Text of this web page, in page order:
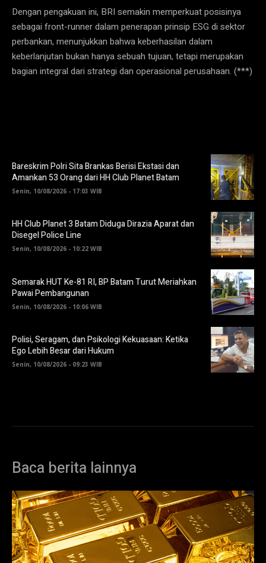
Dengan pengakuan ini, BRI semakin memperkuat posisinya
sebagai front-runner dalam penerapan prinsip ESG di sektor
perbankan, menunjukkan bahwa keberhasilan dalam
keberlanjutan bukan hanya sebuah tujuan, tetapi merupakan
bagian integral dari strategi dan operasional perusahaan. (***)
Bareskrim Polri Sita Brankas Berisi Ekstasi dan
Amankan 53 Orang dari HH Club Planet Batam
Senin, 10/08/2026 - 17:03 WIB
HH Club Planet 3 Batam Diduga Dirazia Aparat dan
Disegel Police Line
Senin, 10/08/2026 - 10:22 WIB
Semarak HUT Ke-81 RI, BP Batam Turut Meriahkan
Pawai Pembangunan
Senin, 10/08/2026 - 10:06 WIB
Polisi, Seragam, dan Psikologi Kekuasaan: Ketika
Ego Lebih Besar dari Hukum
Senin, 10/08/2026 - 09:23 WIB
Baca berita lainnya